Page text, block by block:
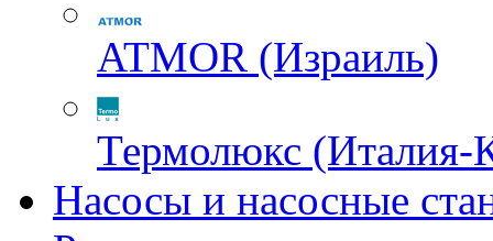
ATMOR (Израиль)
Термолюкс (Италия-
Насосы и насосные